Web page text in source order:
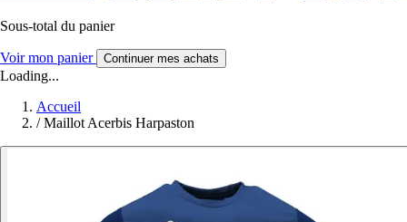
Sous-total du panier
Voir mon panier Continuer mes achats
Loading...
Accueil
/ Maillot Acerbis Harpaston